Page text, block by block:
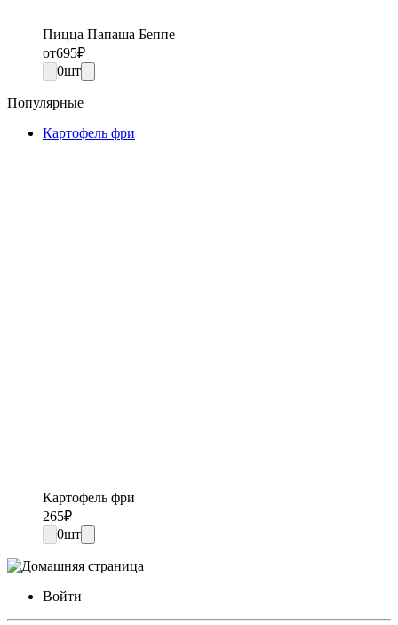
Пицца Папаша Беппе
от695₽
0шт
Популярные
Картофель фри
Картофель фри
265₽
0шт
Войти